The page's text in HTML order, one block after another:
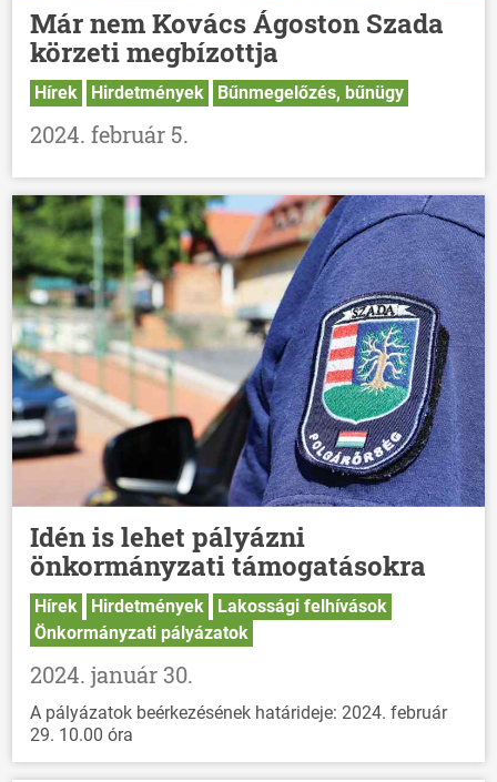
Már nem Kovács Ágoston Szada
körzeti megbízottja
Hírek Hirdetmények Bűnmegelőzés, bűnügy
2024. február 5.
Idén is lehet pályázni
önkormányzati támogatásokra
Hírek Hirdetmények
Lakossági felhívások
Önkormányzati pályázatok
2024. január 30.
A pályázatok beérkezésének határideje: 2024. február
29. 10.00 óra